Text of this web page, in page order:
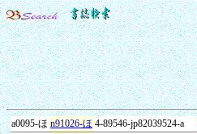
a0095-ほ n91026-ほ 4-89546-jp82039524-a